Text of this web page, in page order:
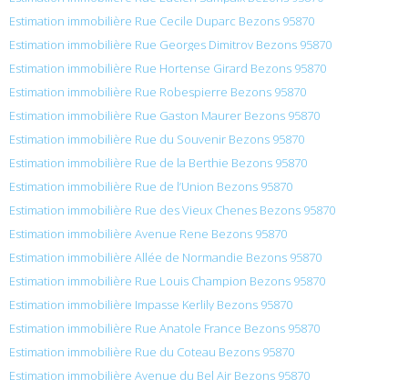
Estimation immobilière Rue Cecile Duparc Bezons 95870
Estimation immobilière Rue Georges Dimitrov Bezons 95870
Estimation immobilière Rue Hortense Girard Bezons 95870
Estimation immobilière Rue Robespierre Bezons 95870
Estimation immobilière Rue Gaston Maurer Bezons 95870
Estimation immobilière Rue du Souvenir Bezons 95870
Estimation immobilière Rue de la Berthie Bezons 95870
Estimation immobilière Rue de l’Union Bezons 95870
Estimation immobilière Rue des Vieux Chenes Bezons 95870
Estimation immobilière Avenue Rene Bezons 95870
Estimation immobilière Allée de Normandie Bezons 95870
Estimation immobilière Rue Louis Champion Bezons 95870
Estimation immobilière Impasse Kerlily Bezons 95870
Estimation immobilière Rue Anatole France Bezons 95870
Estimation immobilière Rue du Coteau Bezons 95870
Estimation immobilière Avenue du Bel Air Bezons 95870